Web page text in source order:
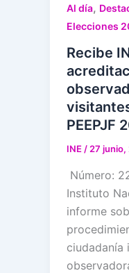
Al día,
Elecciones
Recibe
PEEPJF
INE/27 junio,
Número:
Instituto
informe
ciudadanía